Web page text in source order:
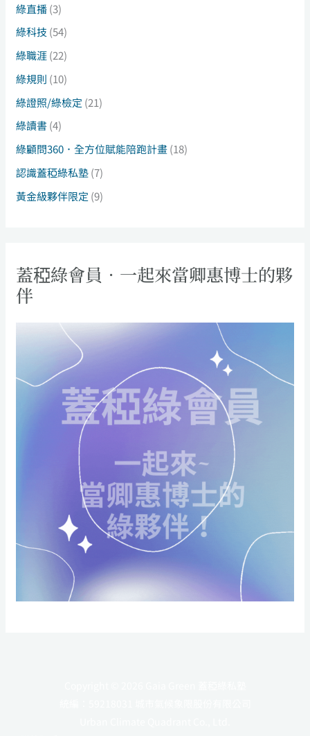
綠直播(3)
綠科技 (54)
綠職涯(22)
綠規則 (10)
綠證照/綠檢定 (21)
綠讀書(4)
綠顧問360．全方位賦能陪跑計畫(18)
認識蓋稏綠私塾(7)
黃金級夥伴限定 (9)
蓋稏綠會員．一起來當卿惠博士的夥
伴